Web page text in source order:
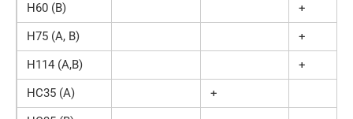
Н60 (В)
+
Н75 (А, В)
+
Н114 (А,В)
+
НС35 (А)
+